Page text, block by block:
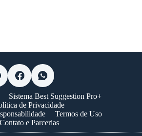
Sistema Best Suggestion Pro+
de Privacidade
Termos de Uso
Contato e Parcerias